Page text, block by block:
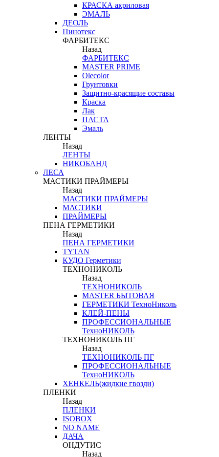
КРАСКА акриловая
ЭМАЛЬ
ДЕОЛЬ
Пинотекс
ФАРБИТЕКС
Назад
ФАРБИТЕКС
MASTER PRIME
Olecolor
Грунтовки
Защитно-красящие составы
Краска
Лак
ПАСТА
Эмаль
ЛЕНТЫ
Назад
ЛЕНТЫ
НИКОБАНД
ЛЕСА
МАСТИКИ ПРАЙМЕРЫ
Назад
МАСТИКИ ПРАЙМЕРЫ
МАСТИКИ
ПРАЙМЕРЫ
ПЕНА ГЕРМЕТИКИ
Назад
ПЕНА ГЕРМЕТИКИ
TYTAN
КУДО Герметики
ТЕХНОНИКОЛЬ
Назад
ТЕХНОНИКОЛЬ
MASTER БЫТОВАЯ
ГЕРМЕТИКИ ТехноНиколь
КЛЕЙ-ПЕНЫ
ПРОФЕССИОНАЛЬНЫЕ
ТехноНИКОЛЬ
ТЕХНОНИКОЛЬ ПГ
Назад
ТЕХНОНИКОЛЬ ПГ
ПРОФЕССИОНАЛЬНЫЕ
ТехноНИКОЛЬ
ХЕНКЕЛЬ(жидкие гвозди)
ПЛЕНКИ
Назад
ПЛЕНКИ
ISOBOX
NO NAME
ДАЧА
ОНДУТИС
Назад